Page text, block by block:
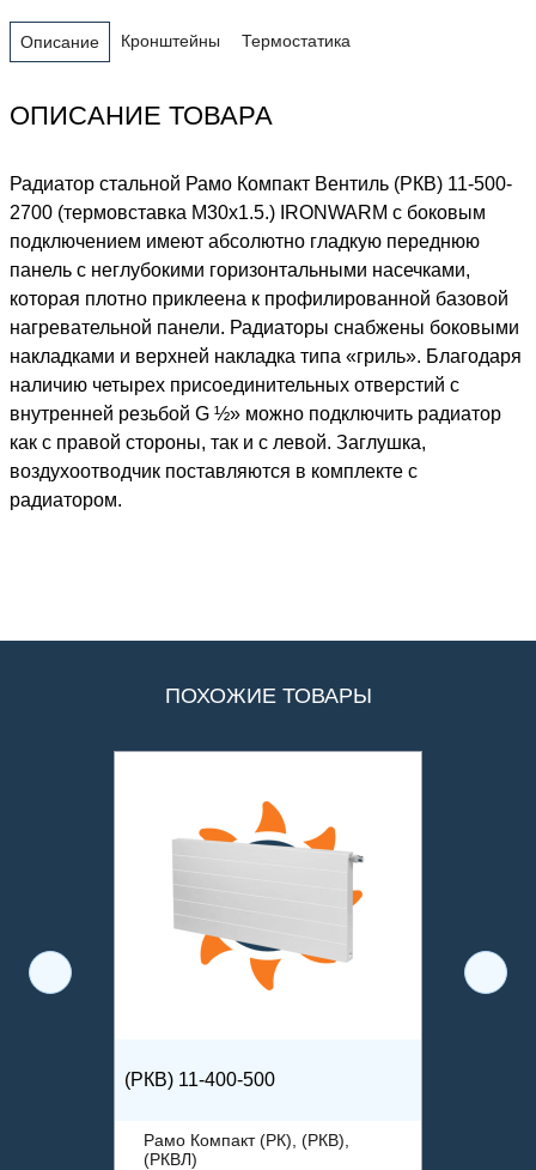
Описание Кронштейны Термостатика
ОПИСАНИЕ ТОВАРА
Радиатор стальной Рамо Компакт Вентиль (РКВ) 11-500-
2700 (термовставка М30х1.5.) IRONWARM с боковым
подключением имеют абсолютно гладкую переднюю
панель с неглубокими горизонтальными насечками,
которая плотно приклеена к профилированной базовой
нагревательной панели. Радиаторы снабжены боковыми
накладками и верхней накладка типа «гриль». Благодаря
наличию четырех присоединительных отверстий с
внутренней резьбой G ½» можно подключить радиатор
как с правой стороны, так и с левой. Заглушка,
воздухоотводчик поставляются в комплекте с
радиатором.
ПОХОЖИЕ ТОВАРЫ
(РКВ) 11-400-500
Рамо Компакт (РК), (РКВ),
(РКВЛ)